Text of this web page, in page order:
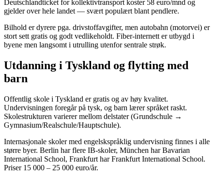
Deutschlandticket for kollektivtransport koster 58 euro/mnd og
gjelder over hele landet — svært populært blant pendlere.
Bilhold er dyrere pga. drivstoffavgifter, men autobahn (motorvei) er
stort sett gratis og godt vedlikeholdt. Fiber-internett er utbygd i
byene men langsomt i utrulling utenfor sentrale strøk.
Utdanning i Tyskland og flytting med
barn
Offentlig skole i Tyskland er gratis og av høy kvalitet.
Undervisningen foregår på tysk, og barn lærer språket raskt.
Skolestrukturen varierer mellom delstater (Grundschule →
Gymnasium/Realschule/Hauptschule).
Internasjonale skoler med engelskspråklig undervisning finnes i alle
større byer. Berlin har flere IB-skoler, München har Bavarian
International School, Frankfurt har Frankfurt International School.
Priser 15 000 – 25 000 euro/år.